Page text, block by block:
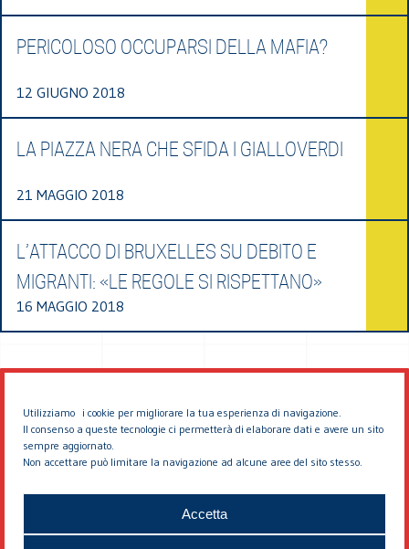
Utilizziamo i cookie per migliorare la tua esperienza di navigazione.
Il consenso a queste tecnologie ci permetterà di elaborare dati e avere un sito
sempre aggiornato.
Non accettare può limitare la navigazione ad alcune aree del sito stesso.
Accetta
PERICOLOSO OCCUPARSI DELLA MAFIA?
12 GIUGNO 2018
LA PIAZZA NERA CHE SFIDA I GIALLOVERDI
21 MAGGIO 2018
L’ATTACCO DI BRUXELLES SU DEBITO E
MIGRANTI: «LE REGOLE SI RISPETTANO»
16 MAGGIO 2018
© 2026 EDDYBURG